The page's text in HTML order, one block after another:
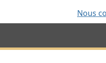
Nous